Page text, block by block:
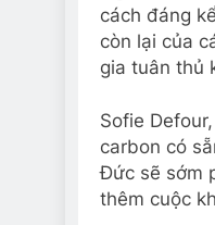
cách đáng
còn lại của
gia tuân thủ
Sofie
carbon có
Đức sẽ sớm
thêm cuộc